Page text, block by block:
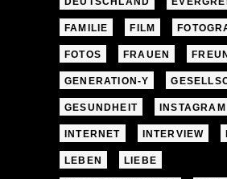
FAMILIE FILM
FOTOS FRAUEN
GENERATION-Y
GESUNDHEIT INSTAGRAM
INTERNET INTERVIEW
LEBEN LIEBE